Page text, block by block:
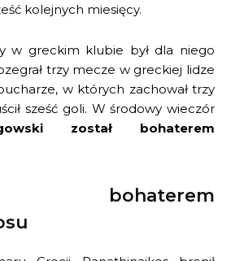
kolejnych miesięcy.
w greckim klubie był dla niego
trzy mecze w greckiej lidze
w których zachował trzy
sześć goli. W środowy wieczór
został bohaterem
bohaterem